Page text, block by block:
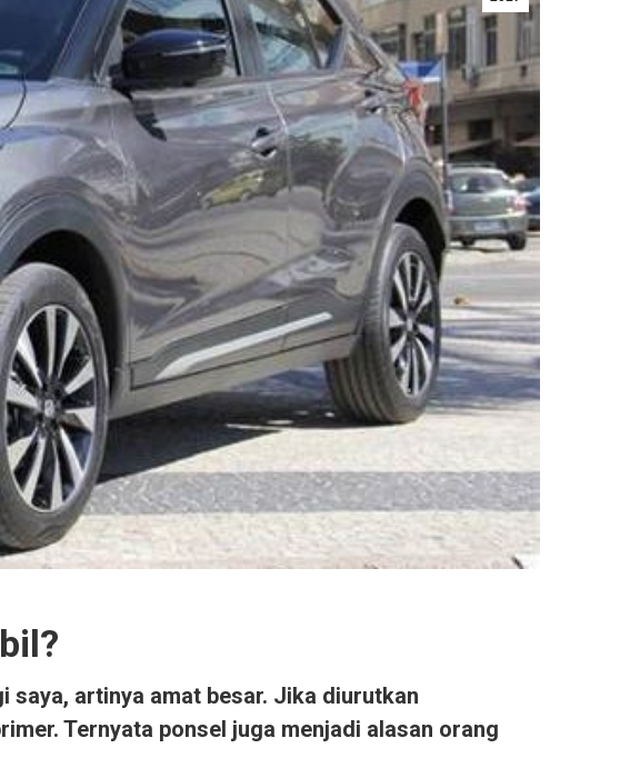
saya, artinya amat besar. Jika diurutkan
Ternyata ponsel juga menjadi alasan orang